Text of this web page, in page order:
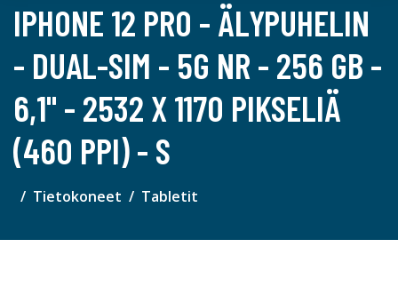
IPHONE 12 PRO - ÄLYPUHELIN
- DUAL-SIM - 5G NR - 256 GB -
6,1" - 2532 X 1170 PIKSELIÄ
(460 PPI) - S
Tietokoneet Tabletit